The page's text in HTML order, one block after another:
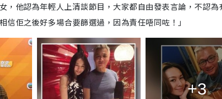
，他認為年輕人上清談節目，大家都自由發表言論，不認為
佢之後好多場合要篩選過，因為責任唔同咗！」
+3